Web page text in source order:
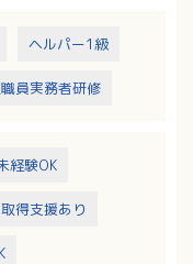
ヘルパー1級
員実務者研修
経験OK
得支援あり